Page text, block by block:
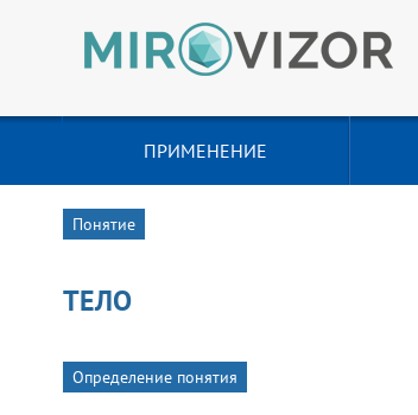
ПРИМЕНЕНИЕ
Понятие
ТЕЛО
Определение понятия